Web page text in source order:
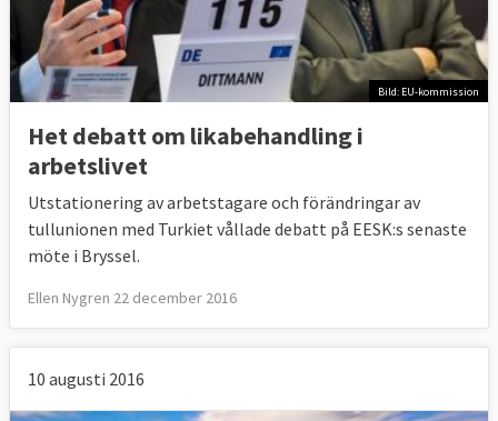
Bild: EU-kommission
Het debatt om likabehandling i
arbetslivet
Utstationering av arbetstagare och förändringar av
tullunionen med Turkiet vållade debatt på EESK:s senaste
möte i Bryssel.
Ellen Nygren 22 december 2016
10 augusti 2016